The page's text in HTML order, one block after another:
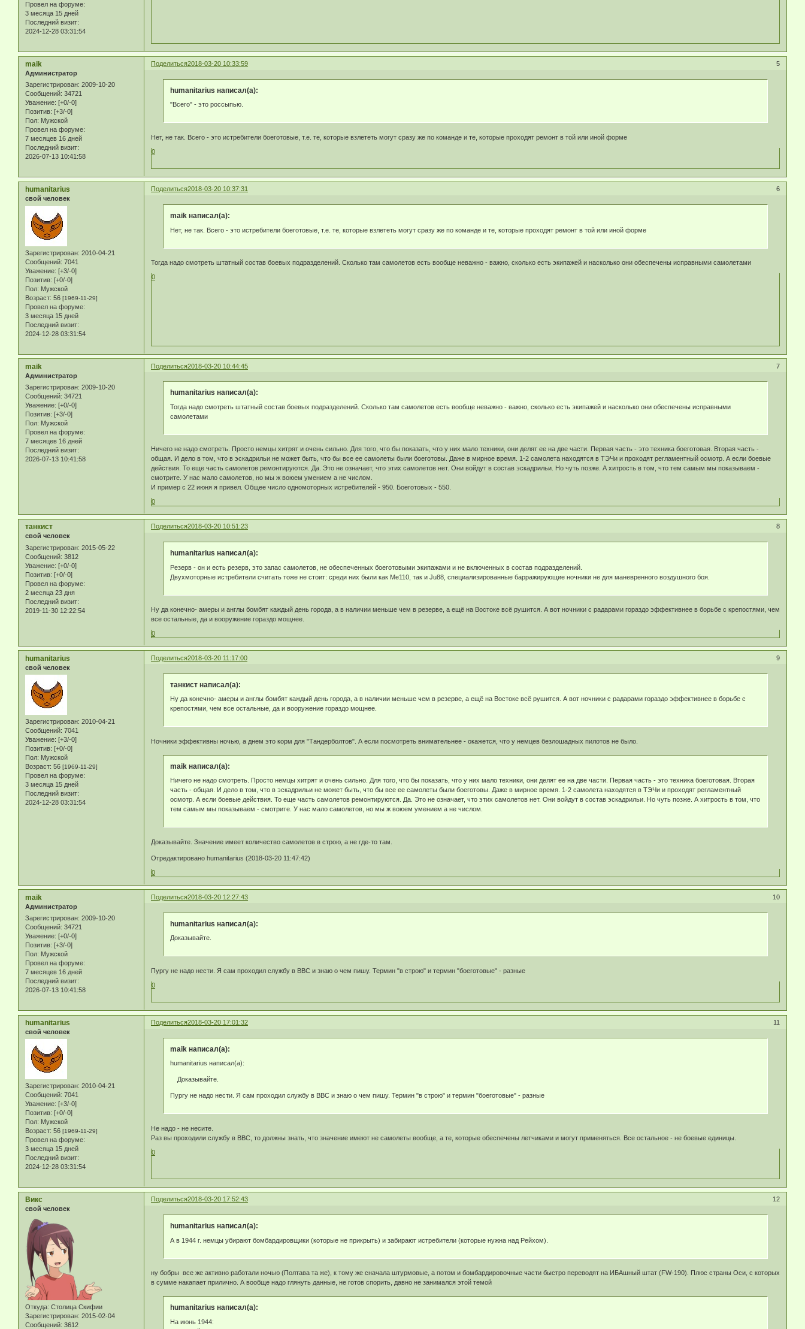
Провел на форуме:
3 месяца 15 дней
Последний визит:
2024-12-28 03:31:54
Поделиться 5
2018-03-20 10:33:59
maik
Администратор
Зарегистрирован: 2009-10-20
Сообщений: 34721
Уважение: [+0/-0]
Позитив: [+3/-0]
Пол: Мужской
Провел на форуме:
7 месяцев 16 дней
Последний визит:
2026-07-13 10:41:58
humanitarius написал(а):
"Всего" - это россыпью.
Нет, не так. Всего - это истребители боеготовые, т.е. те, которые взлететь могут сразу же по команде и те, которые проходят ремонт в той или иной форме
0
Поделиться 6
2018-03-20 10:37:31
humanitarius
свой человек
Зарегистрирован: 2010-04-21
Сообщений: 7041
Уважение: [+3/-0]
Позитив: [+0/-0]
Пол: Мужской
Возраст: 56 [1969-11-29]
Провел на форуме:
3 месяца 15 дней
Последний визит:
2024-12-28 03:31:54
maik написал(а):
Нет, не так. Всего - это истребители боеготовые, т.е. те, которые взлететь могут сразу же по команде и те, которые проходят ремонт в той или иной форме
Тогда надо смотреть штатный состав боевых подразделений. Сколько там самолетов есть вообще неважно - важно, сколько есть экипажей и насколько они обеспечены исправными самолетами
0
Поделиться 7
2018-03-20 10:44:45
maik
Администратор
Зарегистрирован: 2009-10-20
Сообщений: 34721
Уважение: [+0/-0]
Позитив: [+3/-0]
Пол: Мужской
Провел на форуме:
7 месяцев 16 дней
Последний визит:
2026-07-13 10:41:58
humanitarius написал(а):
Тогда надо смотреть штатный состав боевых подразделений. Сколько там самолетов есть вообще неважно - важно, сколько есть экипажей и насколько они обеспечены исправными
самолетами
Ничего не надо смотреть. Просто немцы хитрят и очень сильно. Для того, что бы показать, что у них мало техники, они делят ее на две части. Первая часть - это техника боеготовая. Вторая часть -
общая. И дело в том, что в эскадрильи не может быть, что бы все ее самолеты были боеготовы. Даже в мирное время. 1-2 самолета находятся в ТЭЧи и проходят регламентный осмотр. А если боевые
действия. То еще часть самолетов ремонтируются. Да. Это не означает, что этих самолетов нет. Они войдут в состав эскадрильи. Но чуть позже. А хитрость в том, что тем самым мы показываем -
смотрите. У нас мало самолетов, но мы ж воюем умением а не числом.
И пример с 22 июня я привел. Общее число одномоторных истребителей - 950. Боеготовых - 550.
0
Поделиться 8
2018-03-20 10:51:23
танкист
свой человек
Зарегистрирован: 2015-05-22
Сообщений: 3812
Уважение: [+0/-0]
Позитив: [+0/-0]
Провел на форуме:
2 месяца 23 дня
Последний визит:
2019-11-30 12:22:54
humanitarius написал(а):
Резерв - он и есть резерв, это запас самолетов, не обеспеченных боеготовыми экипажами и не включенных в состав подразделений.
Двухмоторные истребители считать тоже не стоит: среди них были как Me110, так и Ju88, специализированные барражирующие ночники не для маневренного воздушного боя.
Ну да конечно- амеры и англы бомбят каждый день города, а в наличии меньше чем в резерве, а ещё на Востоке всё рушится. А вот ночники с радарами гораздо эффективнее в борьбе с крепостями, чем
все остальные, да и вооружение гораздо мощнее.
0
Поделиться 9
2018-03-20 11:17:00
humanitarius
свой человек
Зарегистрирован: 2010-04-21
Сообщений: 7041
Уважение: [+3/-0]
Позитив: [+0/-0]
Пол: Мужской
Возраст: 56 [1969-11-29]
Провел на форуме:
3 месяца 15 дней
Последний визит:
2024-12-28 03:31:54
танкист написал(а):
Ну да конечно- амеры и англы бомбят каждый день города, а в наличии меньше чем в резерве, а ещё на Востоке всё рушится. А вот ночники с радарами гораздо эффективнее в борьбе с
крепостями, чем все остальные, да и вооружение гораздо мощнее.
Ночники эффективны ночью, а днем это корм для "Тандерболтов". А если посмотреть внимательнее - окажется, что у немцев безлошадных пилотов не было.
maik написал(а):
Ничего не надо смотреть. Просто немцы хитрят и очень сильно. Для того, что бы показать, что у них мало техники, они делят ее на две части. Первая часть - это техника боеготовая. Вторая
часть - общая. И дело в том, что в эскадрильи не может быть, что бы все ее самолеты были боеготовы. Даже в мирное время. 1-2 самолета находятся в ТЭЧи и проходят регламентный
осмотр. А если боевые действия. То еще часть самолетов ремонтируются. Да. Это не означает, что этих самолетов нет. Они войдут в состав эскадрильи. Но чуть позже. А хитрость в том, что
тем самым мы показываем - смотрите. У нас мало самолетов, но мы ж воюем умением а не числом.
Доказывайте. Значение имеет количество самолетов в строю, а не где-то там.
Отредактировано humanitarius (2018-03-20 11:47:42)
0
Поделиться 10
2018-03-20 12:27:43
maik
Администратор
Зарегистрирован: 2009-10-20
Сообщений: 34721
Уважение: [+0/-0]
Позитив: [+3/-0]
Пол: Мужской
Провел на форуме:
7 месяцев 16 дней
Последний визит:
2026-07-13 10:41:58
humanitarius написал(а):
Доказывайте.
Пургу не надо нести. Я сам проходил службу в ВВС и знаю о чем пишу. Термин "в строю" и термин "боеготовые" - разные
0
Поделиться 11
2018-03-20 17:01:32
humanitarius
свой человек
Зарегистрирован: 2010-04-21
Сообщений: 7041
Уважение: [+3/-0]
Позитив: [+0/-0]
Пол: Мужской
Возраст: 56 [1969-11-29]
Провел на форуме:
3 месяца 15 дней
Последний визит:
2024-12-28 03:31:54
maik написал(а):
humanitarius написал(а):
Доказывайте.
Пургу не надо нести. Я сам проходил службу в ВВС и знаю о чем пишу. Термин "в строю" и термин "боеготовые" - разные
Не надо - не несите.
Раз вы проходили службу в ВВС, то должны знать, что значение имеют не самолеты вообще, а те, которые обеспечены летчиками и могут применяться. Все остальное - не боевые единицы.
0
Поделиться 12
2018-03-20 17:52:43
Викс
свой человек
Откуда: Столица Скифии
Зарегистрирован: 2015-02-04
Сообщений: 3612
humanitarius написал(а):
А в 1944 г. немцы убирают бомбардировщики (которые не прикрыть) и забирают истребители (которые нужна над Рейхом).
ну бобры все же активно работали ночью (Полтава та же), к тому же сначала штурмовые, а потом и бомбардировочные части быстро переводят на ИБАшный штат (FW-190). Плюс страны Оси, с которых
в сумме накапает прилично. А вообще надо глянуть данные, не готов спорить, давно не занимался этой темой
humanitarius написал(а):
На июнь 1944: